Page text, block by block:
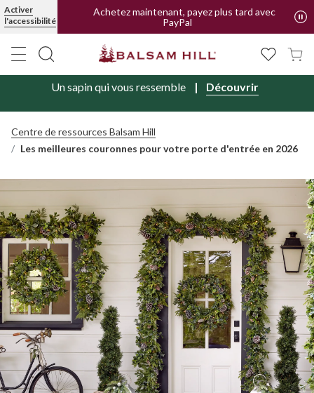
Activer
l'accessibilité
PayPal
Livraison offerte en FR et BE | Forfait pour CH
Un sapin qui vous ressemble Découvrir
Centre de ressources Balsam Hill
Les meilleures couronnes pour votre porte d'entrée en 2026